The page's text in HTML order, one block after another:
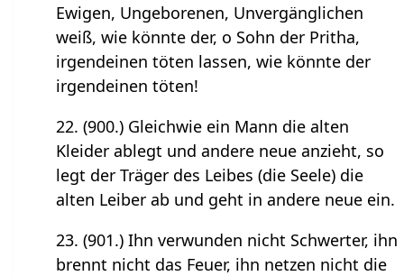
Ewigen, Ungeborenen, Unvergänglichen
weiß, wie könnte der, o Sohn der Pritha,
irgendeinen töten lassen, wie könnte der
irgendeinen töten!
22. (900.) Gleichwie ein Mann die alten
Kleider ablegt und andere neue anzieht, so
legt der Träger des Leibes (die Seele) die
alten Leiber ab und geht in andere neue ein.
23. (901.) Ihn verwunden nicht Schwerter, ihn
brennt nicht das Feuer, ihn netzen nicht die